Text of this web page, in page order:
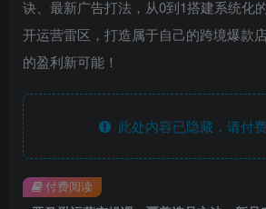
诀、最新广告打法，从0到1搭建系统化
开运营雷区，打造属于自己的跨境爆款
的盈利新可能！
此处内容已隐藏，请付
付费阅读